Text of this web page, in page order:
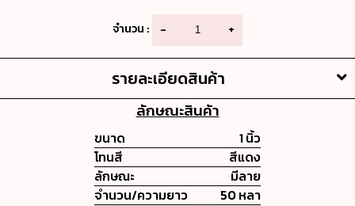
จำนวน : - +
รายละเอียดสินค้า
ลักษณะสินค้า
ขนาด
1 นิ้ว
โทนสี
สีแดง
ลักษณะ
มีลาย
จำนวน/ความยาว
50 หลา